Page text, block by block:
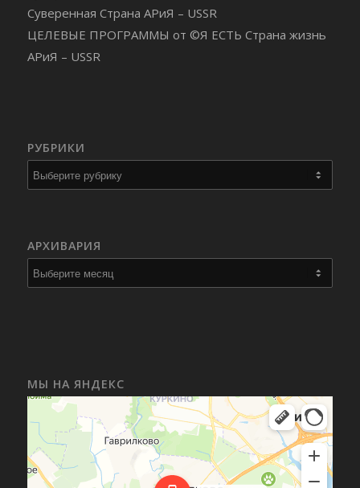
Суверенная Страна АРиЯ – USSR
ЦЕЛЕВЫЕ ПРОГРАММЫ от ©Я ЕСТЬ Страна жизнь
АРиЯ – USSR
РУБРИКИ
АРХИВАРИЯ
МЫ НА ЯНДЕКС